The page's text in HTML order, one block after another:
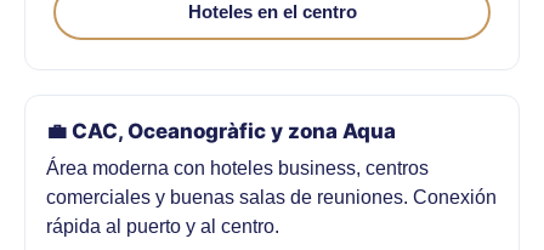
Hoteles en el centro
💼 CAC, Oceanogràfic y zona Aqua
Área moderna con hoteles business, centros
comerciales y buenas salas de reuniones. Conexión
rápida al puerto y al centro.